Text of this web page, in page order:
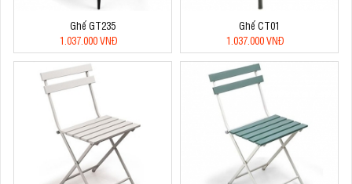
Ghế GT235
1.037.000 VNĐ
Ghế CT01
1.037.000 VNĐ